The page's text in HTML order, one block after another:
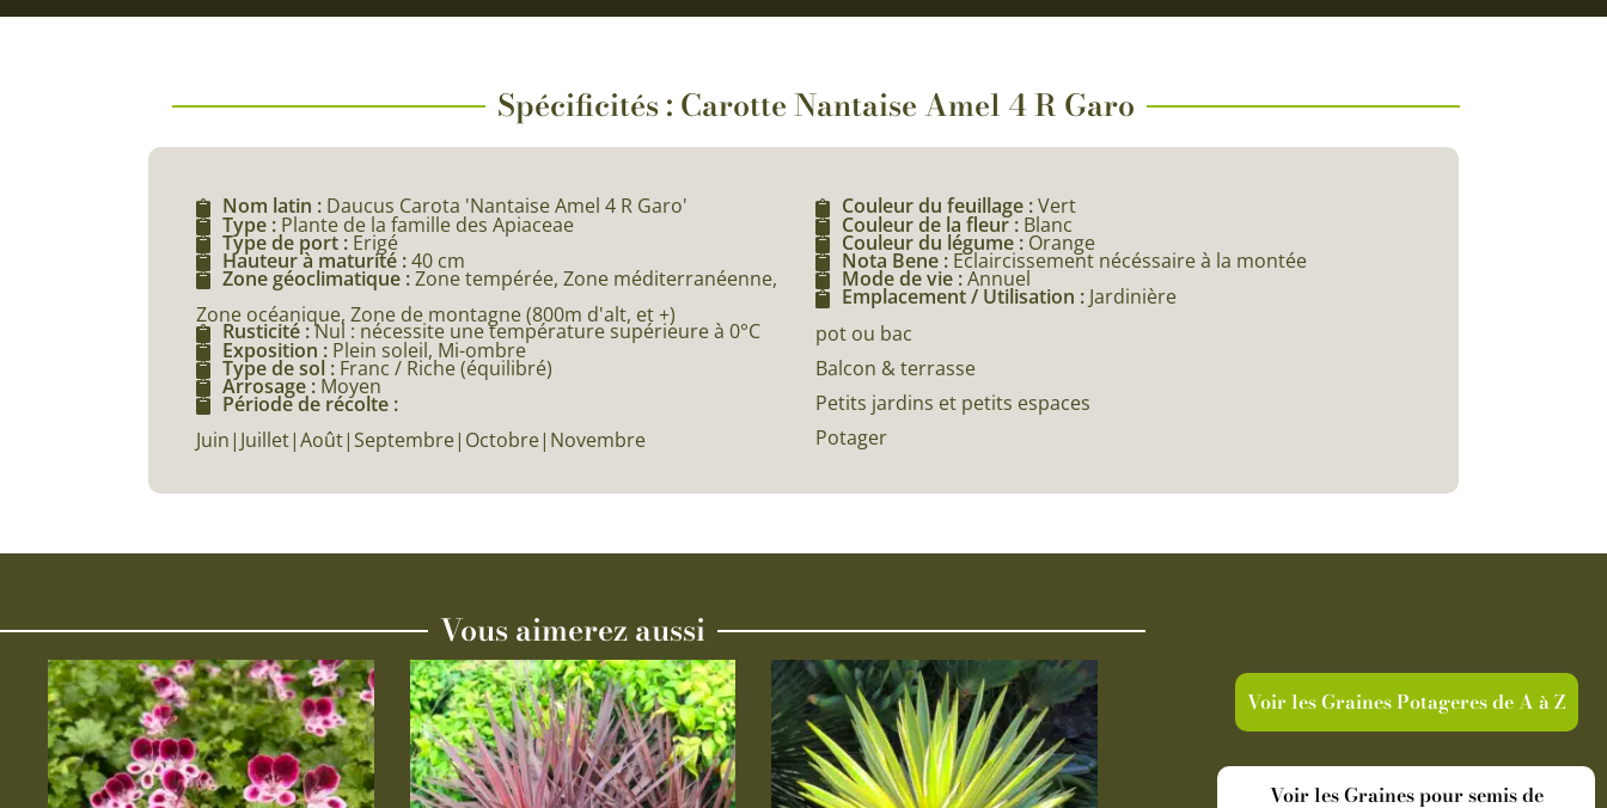
Spécificités : Carotte Nantaise Amel 4 R Garo
Nom latin : Daucus Carota 'Nantaise Amel 4 R Garo'
Type : Plante de la famille des Apiaceae
Type de port : Erigé
Hauteur à maturité :40 cm
Zone géoclimatique :Zone tempérée, Zone méditerranéenne,
Zone océanique, Zone de montagne (800m d'alt, et +)
Rusticité :Nul : nécessite une température supérieure à 0°C
Exposition : Plein soleil, Mi-ombre
Type de sol : Franc / Riche (équilibré)
Arrosage : Moyen
Période de récolte :
Juin|Juillet|Août|Septembre|Octobre|Novembre
Couleur du feuillage :Vert
Couleur de la fleur : Blanc
Couleur du légume : Orange
Nota Bene : Eclaircissement nécéssaire à la montée
Mode de vie :Annuel
Emplacement / Utilisation : Jardinière
pot ou bac
Balcon & terrasse
Petits jardins et petits espaces
Potager
Vous aimerez aussi
Ce
produit
a
plusieurs
Voir les Graines Potageres de A à Z
Voir les Graines pour semis de